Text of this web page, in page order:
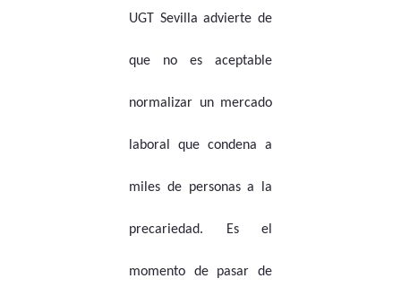
UGT Sevilla advierte de
que no es aceptable
normalizar un mercado
laboral que condena a
miles de personas a la
precariedad. Es el
momento de pasar de